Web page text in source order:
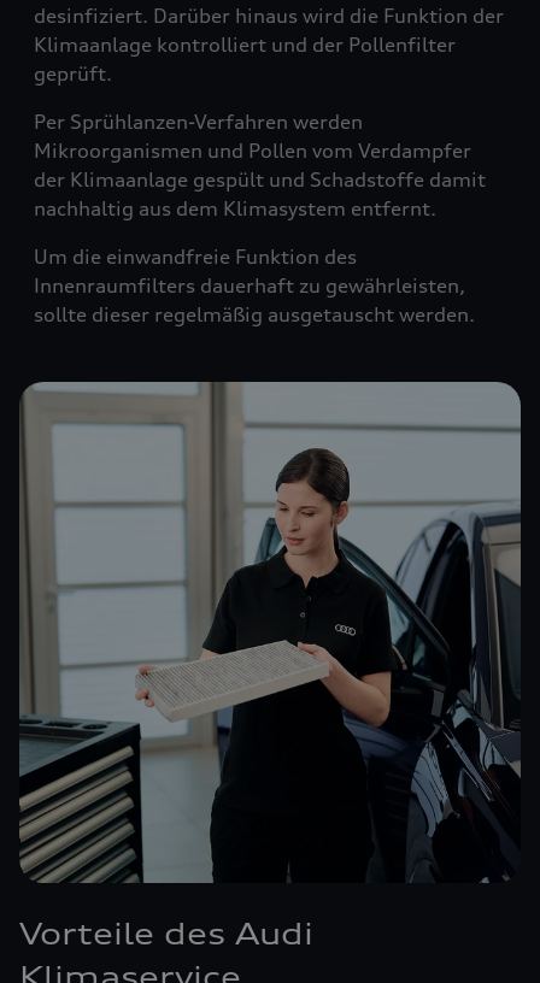
desinfiziert. Darüber hinaus wird die Funktion der
Klimaanlage kontrolliert und der Pollenfilter
geprüft.
Per Sprühlanzen-Verfahren werden
Mikroorganismen und Pollen vom Verdampfer
der Klimaanlage gespült und Schadstoffe damit
nachhaltig aus dem Klimasystem entfernt.
Um die einwandfreie Funktion des
Innenraumfilters dauerhaft zu gewährleisten,
sollte dieser regelmäßig ausgetauscht werden.
Vorteile des Audi